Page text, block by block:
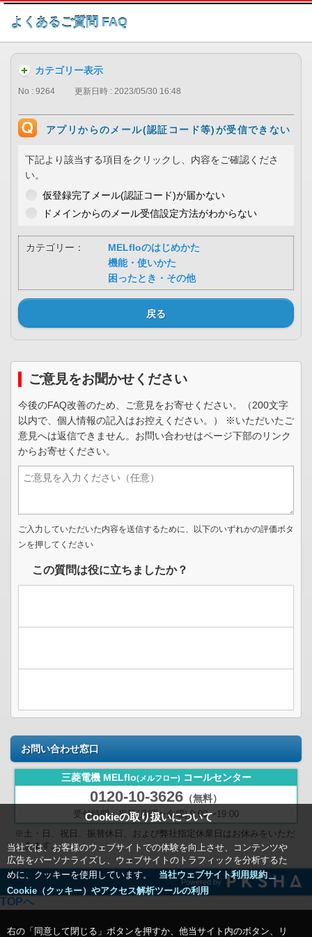
このページの本文へ
よくあるご質問 FAQ
Cookieの取り扱いについて
当社では、お客様のウェブサイトでの体験を向上させ、コンテンツや
広告をパーソナライズし、ウェブサイトのトラフィックを分析するた
めに、クッキーを使用しています。
当社ウェブサイト利用規約＿
Cookie（クッキー）やアクセス解析ツールの利用
右の「同意して閉じる」ボタンを押すか、他当サイト内のボタン、リ
カテゴリー表示
No : 9264 更新日時 : 2023/05/30 16:48
アプリからのメール(認証コード等)が受信できない
下記より該当する項目をクリックし、内容をご確認くださ
い。
仮登録完了メール(認証コード)が届かない
ドメインからのメール受信設定方法がわからない
カテゴリー：
MELfloのはじめかた
機能・使いかた
困ったとき・その他
戻る
ご意見をお聞かせください
今後のFAQ改善のため、ご意見をお寄せください。（200文字
以内で、個人情報の記入はお控えください。） ※いただいたご
意見へは返信できません。お問い合わせはページ下部のリンク
からお寄せください。
ご入力していただいた内容を送信するために、以下のいずれかの評価ボタ
ンを押してください
この質問は役に立ちましたか？
お問い合わせ窓口
三菱電機 MELflo(メルフロー) コールセンター
0120-10-3626 （無料）
受付時間：平日(月曜〜金曜) 9:00〜19:00
※土・日、祝日、振替休日、および弊社指定休業日はお休みをいただ
きます。
Powered by
TOPへ